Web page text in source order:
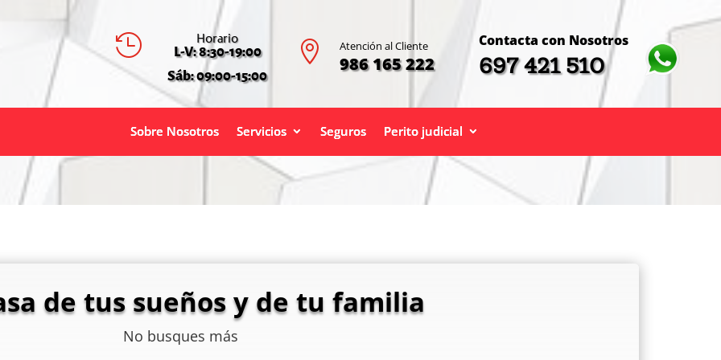
 Horario
L-V: 8:30-19:00
Sáb: 09:00-15:00
 Atención al Cliente
986 165 222
Contacta con Nosotros
697 421 510
Sobre Nosotros Servicios Seguros Perito judicial
de tus sueños y de tu familia
No busques más